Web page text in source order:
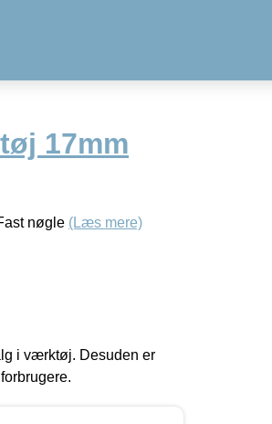
17mm
nøgle (Læs mere)
i værktøj. Desuden er